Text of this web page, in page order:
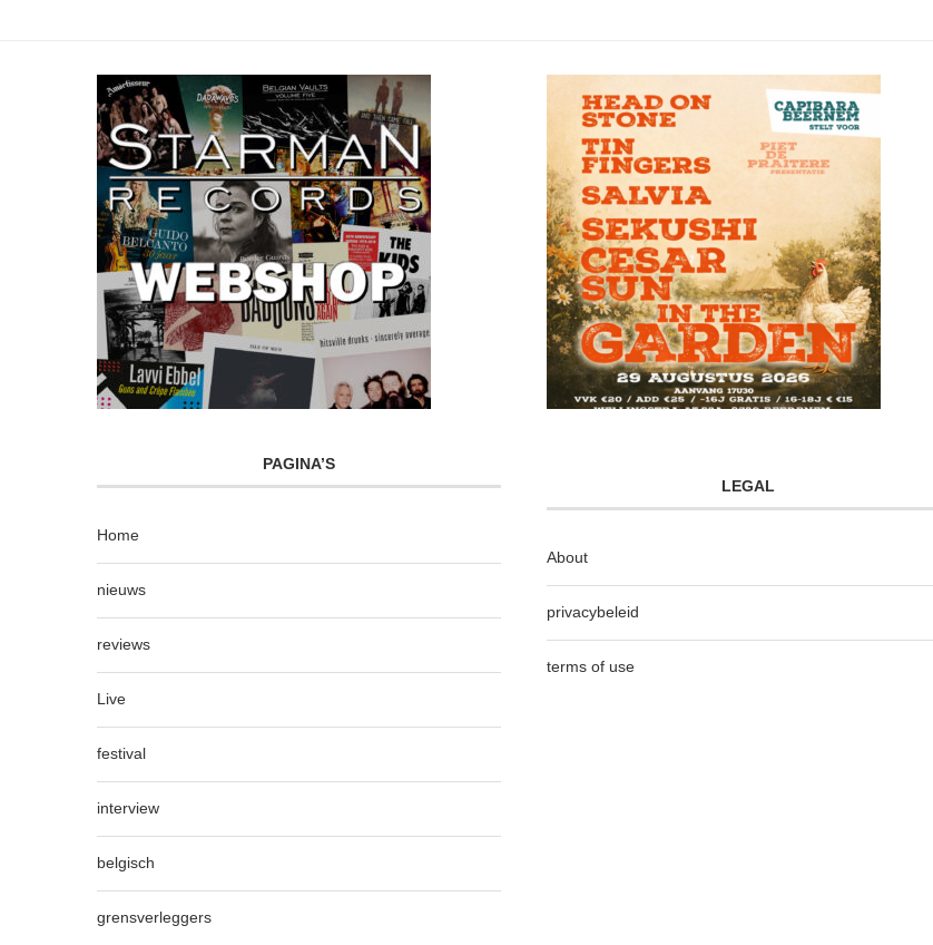
PAGINA’S
Home
nieuws
reviews
Live
festival
interview
belgisch
grensverleggers
LEGAL
About
privacybeleid
terms of use